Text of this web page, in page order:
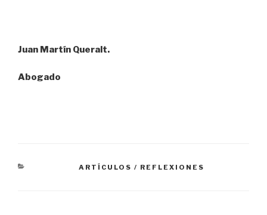
Juan Martín Queralt.
Abogado
CATEGORIES
ARTÍCULOS / REFLEXIONES